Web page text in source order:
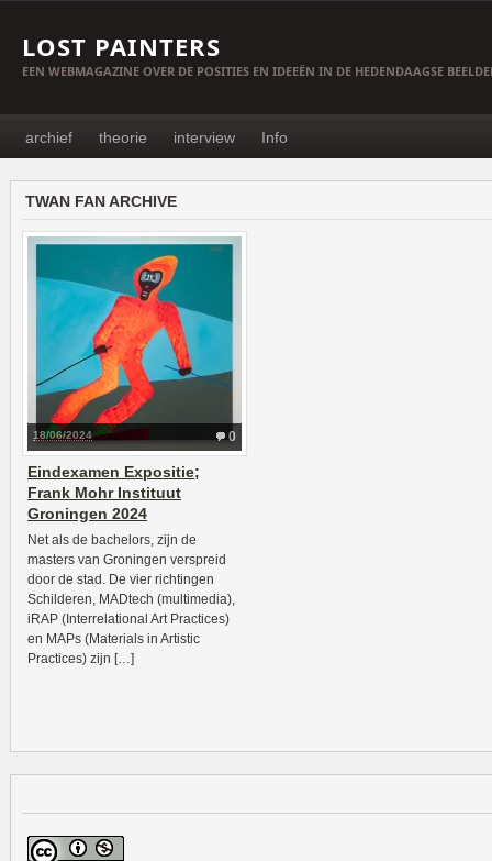
LOST PAINTERS
EEN WEBMAGAZINE OVER DE POSITIES EN IDEEËN IN DE HEDENDAAGSE
archief theorie interview Info
TWAN FAN ARCHIVE
0
18/06/2024
Eindexamen Expositie;
Frank Mohr Instituut
Groningen 2024
Net als de bachelors, zijn de
masters van Groningen verspreid
door de stad. De vier richtingen
Schilderen, MADtech (multimedia),
iRAP (Interrelational Art Practices)
en MAPs (Materials in Artistic
Practices) zijn […]